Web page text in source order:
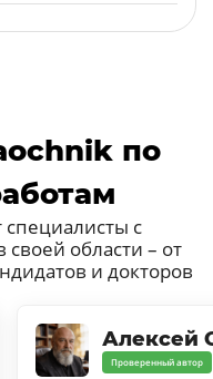
по
специалисты с
области – от
и докторов
Алексей
Проверенный автор